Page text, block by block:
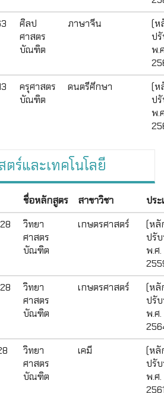
ศิลป
ศาสตร
บัณฑิต
ภาษาจีน
(ห
ป
พ.
ครุศาสตร
บัณฑิต
ดนตรีศึกษา
(ห
ป
พ.
ร์และเทคโนโลยี
ชื่อหลักสูตร สาขาวิชา
ประ
วิทยา
ศาสตร
บัณฑิต
เกษตรศาสตร์
(หลั
ปรั
พ.ศ.
วิทยา
ศาสตร
บัณฑิต
เกษตรศาสตร์
(หลั
ปรั
พ.ศ.
วิทยา
ศาสตร
บัณฑิต
เคมี
(หลั
ปรั
พ.ศ.